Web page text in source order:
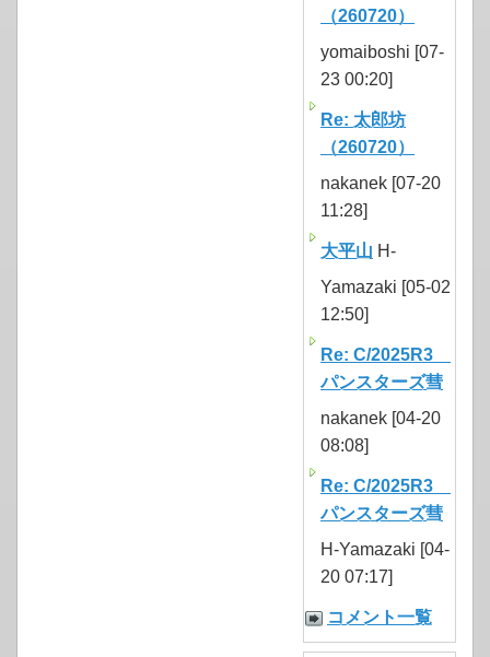
（260720）
yomaiboshi [07-
23 00:20]
Re: 太郎坊
（260720）
nakanek [07-20
11:28]
大平山 H-
Yamazaki [05-02
12:50]
Re: C/2025R3
パンスターズ彗
nakanek [04-20
08:08]
Re: C/2025R3
パンスターズ彗
H-Yamazaki [04-
20 07:17]
コメント一覧